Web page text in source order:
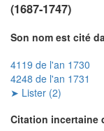
(1687-1747)
Son nom est cité
4119 de l'an 1730
4248 de l'an 1731
➤ Lister (2)
Citation incertaine